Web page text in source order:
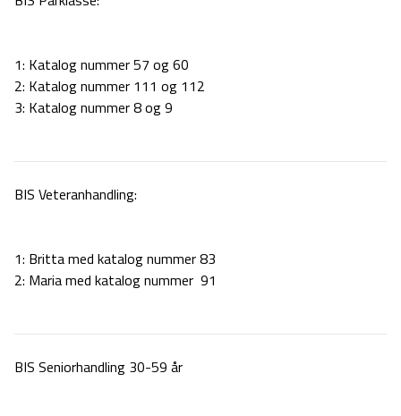
1: Katalog nummer 57 og 60
2: Katalog nummer 111 og 112
3: Katalog nummer 8 og 9
BIS Veteranhandling:
1: Britta med katalog nummer 83
2: Maria med katalog nummer 91
BIS Seniorhandling 30-59 år